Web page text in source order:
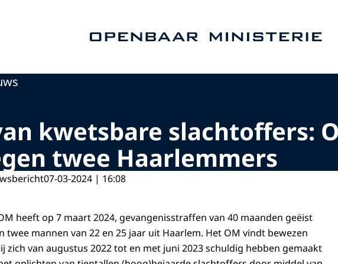
kwetsbare slachtoffers:
twee Haarlemmers
07-03-2024 | 16:08
heeft op 7 maart 2024, gevangenisstraffen van 40 maanden geëist
twee mannen van 22 en 25 jaar uit Haarlem. Het OM vindt bewezen
zich van augustus 2022 tot en met juni 2023 schuldig hebben gemaakt